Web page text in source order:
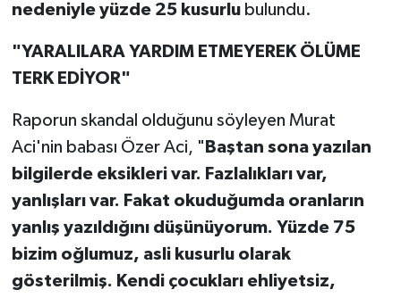
nedeniyle yüzde 25 kusurlubulundu.
"YARALILARA YARDIM ETMEYEREK ÖLÜME
TERK EDİYOR"
Raporun skandal olduğunu söyleyen Murat
Aci'nin babası Özer Aci, " Baştan sona yazılan
bilgilerde eksikleri var. Fazlalıkları var,
yanlışları var. Fakat okuduğumda oranların
yanlış yazıldığını düşünüyorum. Yüzde 75
bizim oğlumuz, asli kusurlu olarak
gösterilmiş. Kendi çocukları ehliyetsiz,